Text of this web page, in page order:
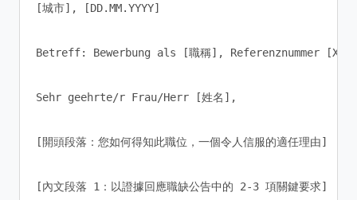
[城市], [DD.MM.YYYY]
Betreff: Bewerbung als [職稱], Referenznummer [XXX]
Sehr geehrte/r Frau/Herr [姓名],
[開頭段落：您如何得知此職位，一個令人信服的適任理由]
[內文段落 1：以證據回應職缺公告中的 2-3 項關鍵要求]